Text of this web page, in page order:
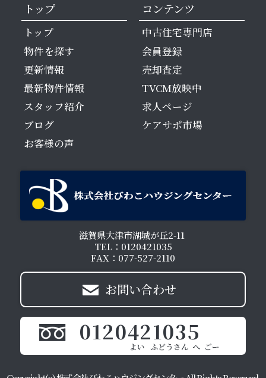
トップ
トップ
物件を探す
更新情報
最新物件情報
スタッフ紹介
ブログ
お客様の声
コンテンツ
中古住宅専門店
会員登録
売却査定
TVCM放映中
求人ページ
ケアサポ市場
滋賀県大津市湖城が丘2-11
TEL：0120421035
FAX：077-527-2110
お問い合わせ
0120421035